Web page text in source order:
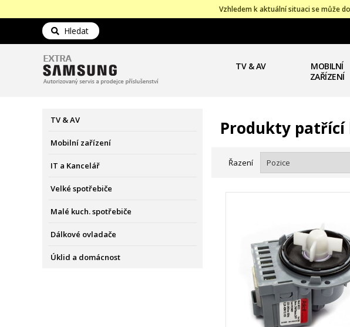
Vzhledem k aktuální situaci se může
Hledat
TV & AV
MOBILNÍ
ZAŘÍZENÍ
TV & AV
Mobilní zařízení
IT a Kancelář
Velké spotřebiče
Malé kuch. spotřebiče
Dálkové ovladače
Úklid a domácnost
Produkty patřící
Řazení